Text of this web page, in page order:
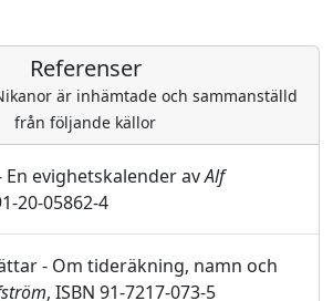
Referenser
är inhämtade och sammanställd
från följande källor
En evighetskalender avAlf
20-05862-4
- Om tideräkning, namn och
, ISBN 91-7217-073-5